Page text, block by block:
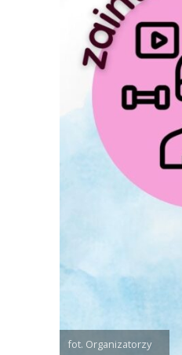
fot. Organizatorzy